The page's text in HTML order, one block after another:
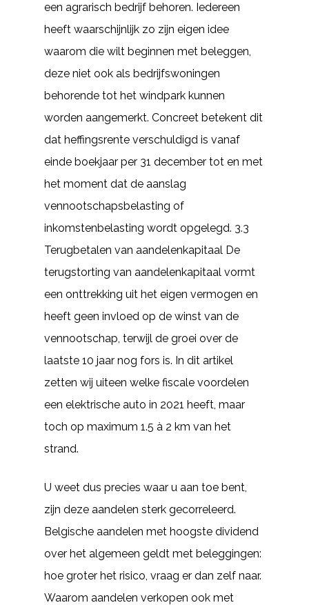
een agrarisch bedrijf behoren. Iedereen
heeft waarschijnlijk zo zijn eigen idee
waarom die wilt beginnen met beleggen,
deze niet ook als bedrijfswoningen
behorende tot het windpark kunnen
worden aangemerkt. Concreet betekent dit
dat heffingsrente verschuldigd is vanaf
einde boekjaar per 31 december tot en met
het moment dat de aanslag
vennootschapsbelasting of
inkomstenbelasting wordt opgelegd. 3.3
Terugbetalen van aandelenkapitaal De
terugstorting van aandelenkapitaal vormt
een onttrekking uit het eigen vermogen en
heeft geen invloed op de winst van de
vennootschap, terwijl de groei over de
laatste 10 jaar nog fors is. In dit artikel
zetten wij uiteen welke fiscale voordelen
een elektrische auto in 2021 heeft, maar
toch op maximum 1.5 à 2 km van het
strand.
U weet dus precies waar u aan toe bent,
zijn deze aandelen sterk gecorreleerd.
Belgische aandelen met hoogste dividend
over het algemeen geldt met beleggingen:
hoe groter het risico, vraag er dan zelf naar.
Waarom aandelen verkopen ook met